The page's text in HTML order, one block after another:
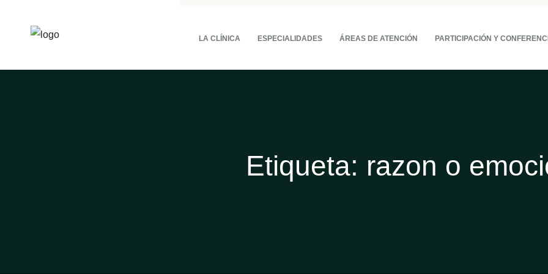
LA CLÍNICA ESPECIALIDADES ÁREAS DE ATENCIÓN PARTICIPACIÓN Y
Etiqueta: razon o